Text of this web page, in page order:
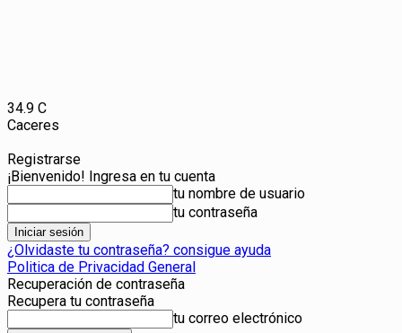
34.9 C
Caceres
Registrarse
¡Bienvenido! Ingresa en tu cuenta
tu nombre de usuario
tu contraseña
¿Olvidaste tu contraseña? consigue ayuda
Politica de Privacidad General
Recuperación de contraseña
Recupera tu contraseña
tu correo electrónico